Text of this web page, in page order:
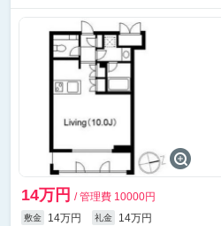
14万円 / 管理費 10000円
敷金 14万円 礼金
14万円